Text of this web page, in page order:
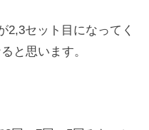
2,3セット目になってく
と思います。